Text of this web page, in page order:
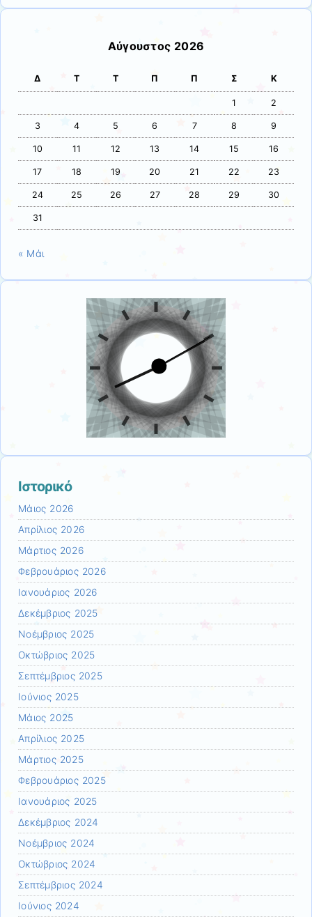
Αύγουστος 2026
Δ Τ Τ Π Π Σ Κ
1 2
3 4 5 6 7 8 9
10 11 12 13 14 15 16
17 18 19 20 21 22 23
24 25 26 27 28 29 30
31
« Μάι
Ιστορικό
Μάιος 2026
Απρίλιος 2026
Μάρτιος 2026
Φεβρουάριος 2026
Ιανουάριος 2026
Δεκέμβριος 2025
Νοέμβριος 2025
Οκτώβριος 2025
Σεπτέμβριος 2025
Ιούνιος 2025
Μάιος 2025
Απρίλιος 2025
Μάρτιος 2025
Φεβρουάριος 2025
Ιανουάριος 2025
Δεκέμβριος 2024
Νοέμβριος 2024
Οκτώβριος 2024
Σεπτέμβριος 2024
Ιούνιος 2024